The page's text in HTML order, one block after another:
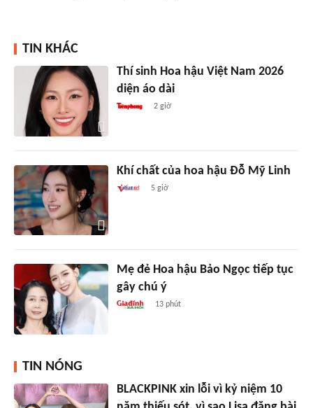
TIN KHÁC
Thí sinh Hoa hậu Việt Nam 2026
diện áo dài
2 giờ
Khí chất của hoa hậu Đỗ Mỹ Linh
5 giờ
Mẹ đẻ Hoa hậu Bảo Ngọc tiếp tục
gây chú ý
13 phút
TIN NÓNG
BLACKPINK xin lỗi vì kỷ niệm 10